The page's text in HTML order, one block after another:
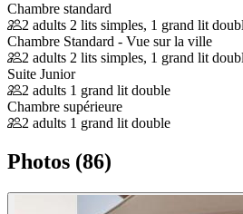
Chambre standard
2 adults 2 lits simples, 1 grand lit
Chambre Standard - Vue sur la ville
2 adults 2 lits simples, 1 grand lit
Suite Junior
2 adults 1 grand lit double
Chambre supérieure
2 adults 1 grand lit double
Photos (86)